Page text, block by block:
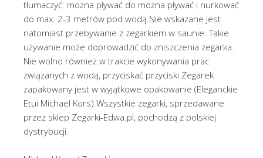
tłumaczyć: można pływać do można pływać i nurkować
do max. 2-3 metrów pod wodą.Nie wskazane jest
natomiast przebywanie z zegarkiem w saunie. Takie
używanie może doprowadzić do zniszczenia zegarka.
Nie wolno również w trakcie wykonywania prac
związanych z wodą, przyciskać przyciski.Zegarek
zapakowany jest w wyjątkowe opakowanie (Eleganckie
Etui Michael Kors).Wszystkie zegarki, sprzedawane
przez sklep Zegarki-Edwa.pl, pochodzą z polskiej
dystrybucji.